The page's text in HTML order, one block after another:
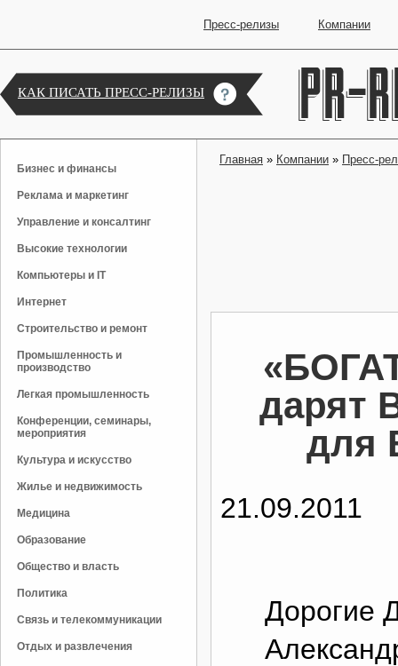
Пресс-релизы Компании
КАК ПИСАТЬ ПРЕСС-РЕЛИЗЫ
Бизнес и финансы
Реклама и маркетинг
Управление и консалтинг
Высокие технологии
Компьютеры и IT
Интернет
Строительство и ремонт
Промышленность и
производство
Легкая промышленность
Конференции, семинары,
мероприятия
Культура и искусство
Жилье и недвижимость
Медицина
Образование
Общество и власть
Политика
Связь и телекоммуникации
Отдых и развлечения
Главная » Компании » Пресс-
дарят
для
21.09.2011
Дорогие